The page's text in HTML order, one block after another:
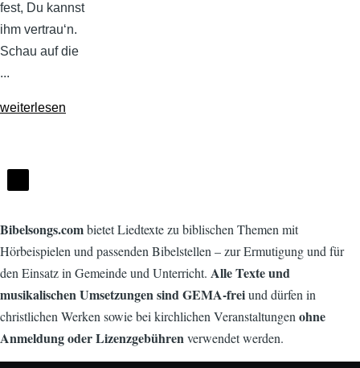
fest, Du kannst
ihm vertrau‘n.
Schau auf die
...
weiterlesen
Bibelsongs.combietet Liedtexte zu biblischen Themen mit
Hörbeispielen und passenden Bibelstellen – zur Ermutigung und für
den Einsatz in Gemeinde und Unterricht. Alle Texte und
musikalischen Umsetzungen sind GEMA-freiund dürfen in
christlichen Werken sowie bei kirchlichen Veranstaltungenohne
Anmeldung oder Lizenzgebührenverwendet werden.